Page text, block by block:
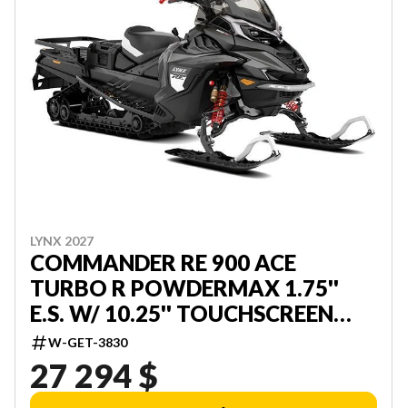
LYNX 2027
COMMANDER RE 900 ACE
TURBO R POWDERMAX 1.75''
E.S. W/ 10.25'' TOUCHSCREEN
000LFVC00
W-GET-3830
27 294 $